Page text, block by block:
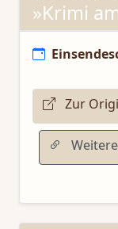
»Krimi
Zur